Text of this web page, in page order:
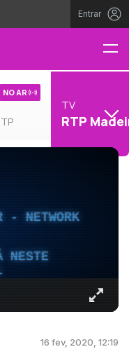
Entrar
NO AR
TV
RTP
- NETWORK
NESTE
16 fev, 2020, 12:19